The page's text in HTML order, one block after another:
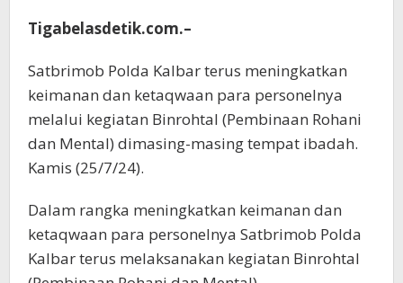
Tigabelasdetik.com.–
Satbrimob Polda Kalbar terus meningkatkan
keimanan dan ketaqwaan para personelnya
melalui kegiatan Binrohtal (Pembinaan Rohani
dan Mental) dimasing-masing tempat ibadah.
Kamis (25/7/24).
Dalam rangka meningkatkan keimanan dan
ketaqwaan para personelnya Satbrimob Polda
Kalbar terus melaksanakan kegiatan Binrohtal